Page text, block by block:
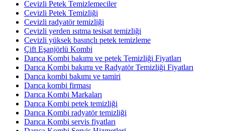
Cevizli Petek Temizlemeciler
Cevizli Petek Temizliği
Cevizli radyatör temizliği
Cevizli yerden ısıtma tesisat temizliği
Cevizli yüksek basınçlı petek temizleme
Çift Eşanjörlü Kombi
Darıca Kombi bakımı ve petek Temizliği Fiyatları
Darıca Kombi bakımı ve Radyatör Temizliği Fiyatları
Darıca kombi bakımı ve tamiri
Darıca kombi firması
Darıca Kombi Markaları
Darıca Kombi petek temizliği
Darıca Kombi radyatör temizliği
Darıca Kombi servis fiyatları